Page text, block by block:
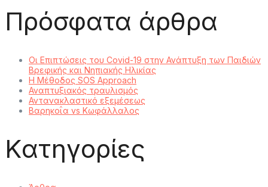
Πρόσφατα άρθρα
Οι Επιπτώσεις του Covid-19 στην Ανάπτυξη των Παιδιών
Βρεφικής και Νηπιακής Ηλικίας
Η Μέθοδος SOS Approach
Αναπτυξιακός τραυλισμός
Αντανακλαστικό εξεμέσεως
Βαρηκοΐα vs Κωφάλλαλος
Kατηγορίες